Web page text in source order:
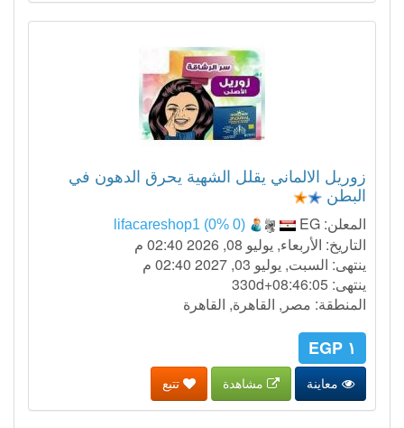
زوريل الالماني يقلل الشهية يحرق الدهون في
البطن
المعلن: lifacareshop1 (0% 0)
EG
التاريخ: الأربعاء, يوليو 08, 2026 02:40 م
ينتهى: السبت, يوليو 03, 2027 02:40 م
ينتهى: 330d+08:46:04
المنطقة: مصر, القاهرة, القاهرة
١ EGP
معاينة مشاهدة تتبع